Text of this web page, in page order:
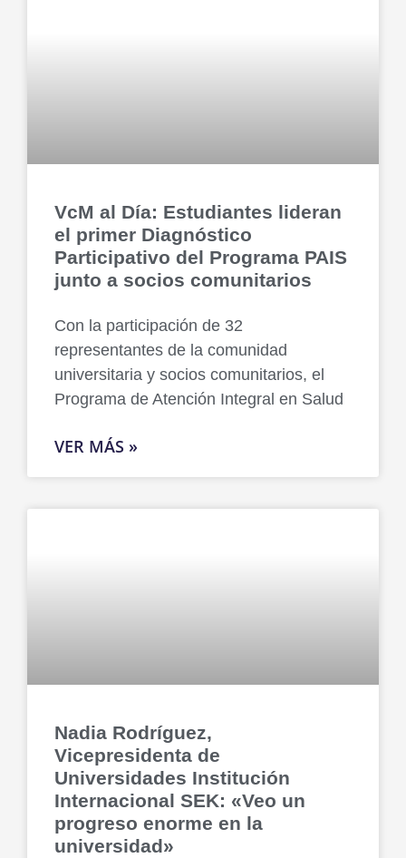
VcM al Día: Estudiantes lideran
el primer Diagnóstico
Participativo del Programa PAIS
junto a socios comunitarios
Con la participación de 32
representantes de la comunidad
universitaria y socios comunitarios, el
Programa de Atención Integral en Salud
VER MÁS »
Nadia Rodríguez,
Vicepresidenta de
Universidades Institución
Internacional SEK: «Veo un
progreso enorme en la
universidad»